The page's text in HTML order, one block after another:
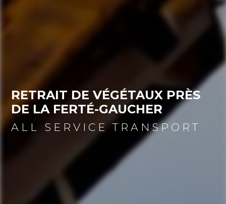
RETRAIT DE VÉGÉTAUX PRÈS
DE LA FERTÉ-GAUCHER
ALL SERVICE TRANSPORT